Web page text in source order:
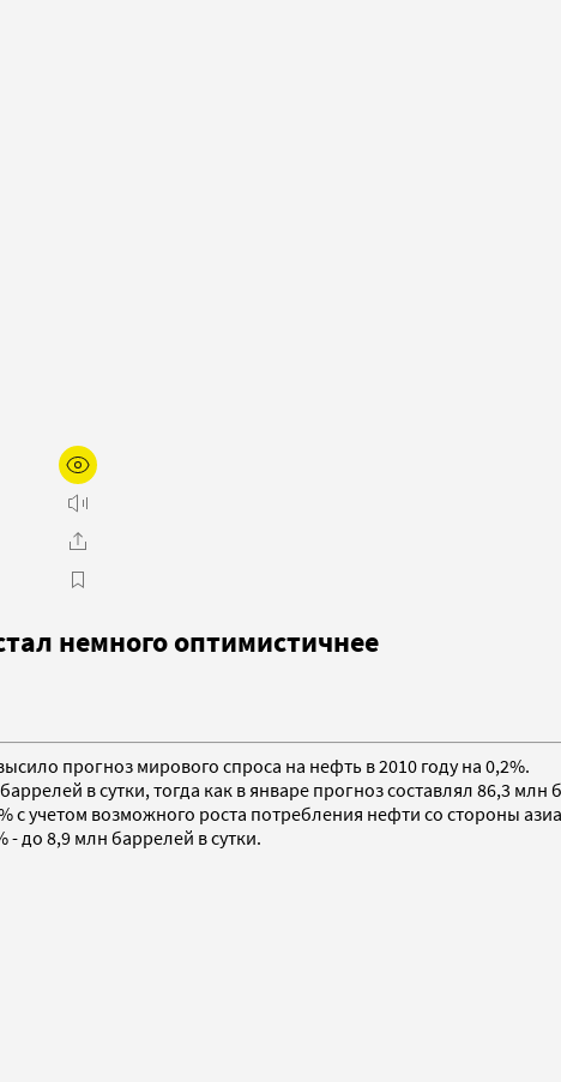
немного оптимистичнее
прогноз мирового спроса на нефть в 2010 году на 0,2%.
в сутки, тогда как в январе прогноз составлял 86,3 млн
учетом возможного роста потребления нефти со стороны
- до 8,9 млн баррелей в сутки.